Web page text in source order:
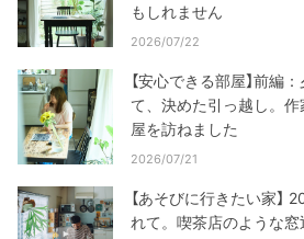
もしれません
2026/07/22
【安心できる部屋】前編
て、決めた引っ越し。
屋を訪ねました
2026/07/21
【あそびに行きたい家】
れて。喫茶店のような